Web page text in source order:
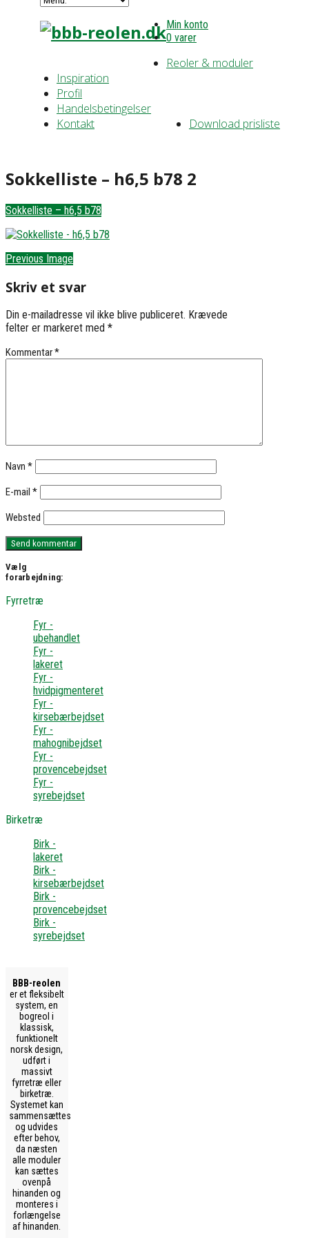
Min konto
0 varer
Reoler & moduler
Inspiration
Profil
Handelsbetingelser
Download prisliste
Kontakt
Sokkelliste – h6,5 b78 2
Sokkelliste – h6,5 b78
Previous Image
Skriv et svar
Din e-mailadresse vil ikke blive publiceret. Krævede
felter er markeret med *
Kommentar*
Navn *
E-mail *
Websted
Vælg
forarbejdning:
Fyrretræ
Fyr -
ubehandlet
Fyr -
lakeret
Fyr -
hvidpigmenteret
Fyr -
kirsebærbejdset
Fyr -
mahognibejdset
Fyr -
provencebejdset
Fyr -
syrebejdset
Birketræ
Birk -
lakeret
Birk -
kirsebærbejdset
Birk -
provencebejdset
Birk -
syrebejdset
BBB-reolen
er et fleksibelt
system, en
bogreol i
klassisk,
funktionelt
norsk design,
udført i
massivt
fyrretræ eller
birketræ.
Systemet kan
sammensættes
og udvides
efter behov,
da næsten
alle moduler
kan sættes
ovenpå
hinanden og
monteres i
forlængelse
af hinanden.